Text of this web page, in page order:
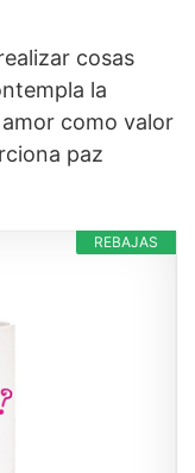
cosas
la
como valor
paz
REBAJAS